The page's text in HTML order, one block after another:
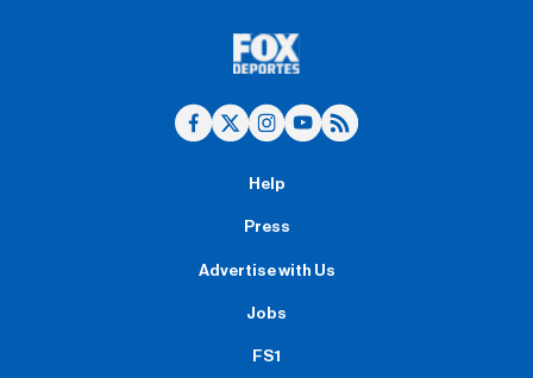
Help
Press
Advertise with Us
Jobs
FS1